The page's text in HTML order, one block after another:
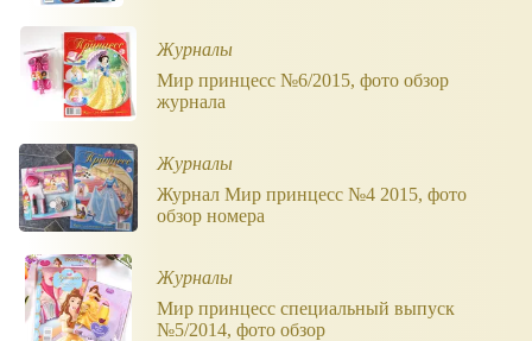
Журналы
Мир принцесс №6/2015, фото обзор
журнала
Журналы
Журнал Мир принцесс №4 2015, фото
обзор номера
Журналы
Мир принцесс специальный выпуск
№5/2014, фото обзор